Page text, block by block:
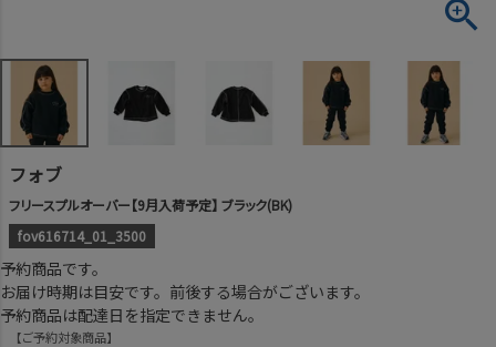
フォブ
フリースプルオーバー【9月入荷予定】 ブラック(BK)
fov616714_01_3500
予約商品です。
お届け時期は目安です。前後する場合がございます。
予約商品は配達日を指定できません。
ご予約対象商品